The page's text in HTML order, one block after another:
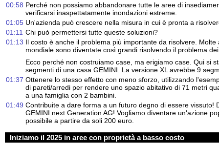
00:58 Perché non possiamo abbandonare tutte le aree di
verificarsi inaspettatamente inondazioni estreme.
01:05 Un'azienda può crescere nella misura in cui è pronta a
01:11 Chi può permettersi tutte queste soluzioni?
01:13 Il costo è anche il problema più importante da risolvere. Molte
mondiale sono diventate così grandi risolvendo il problema
Ecco perché non costruiamo case, ma erigiamo case. Qui si
segmenti di una casa GEMINI. La versione XL avrebbe 9
01:37 Ottenere lo stesso effetto con meno sforzo, utilizzando
di pareti/arredi per rendere uno spazio abitativo di 71 metri
a una famiglia con 2 bambini.
01:49 Contribuite a dare forma a un futuro degno di essere vissuto!
GEMINI next Generation AG! Vogliamo diventare un'azione
possibile a partire da soli 200 euro.
Iniziamo il 2025 in aree con proprietà a basso costo